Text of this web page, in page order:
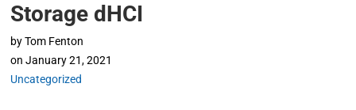
Storage dHCI
by Tom Fenton
on January 21, 2021
Uncategorized